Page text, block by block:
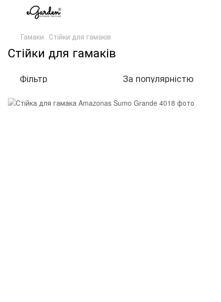
Гамаки Стійки для гамаків
Стійки для гамаків
Фільтр За популярністю